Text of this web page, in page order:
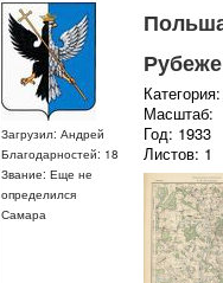
Загрузил: Андрей
Благодарностей: 18
Звание: Еще не
определился
Самара
Масштаб:
Год: 1933
Листов: 1